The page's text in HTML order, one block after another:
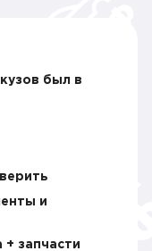
был в
и
запчасти